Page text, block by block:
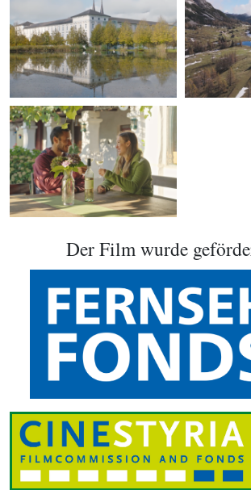
Der Film wurde